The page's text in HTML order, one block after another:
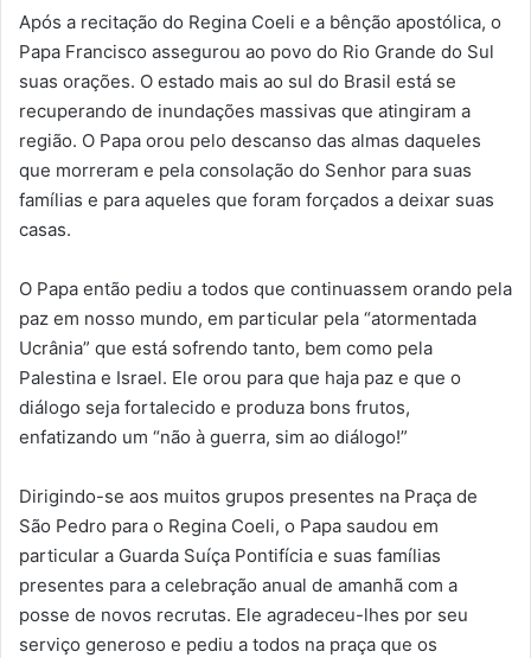
Após a recitação do Regina Coeli e a bênção apostólica, o
Papa Francisco assegurou ao povo do Rio Grande do Sul
suas orações. O estado mais ao sul do Brasil está se
recuperando de inundações massivas que atingiram a
região. O Papa orou pelo descanso das almas daqueles
que morreram e pela consolação do Senhor para suas
famílias e para aqueles que foram forçados a deixar suas
casas.
O Papa então pediu a todos que continuassem orando pela
paz em nosso mundo, em particular pela “atormentada
Ucrânia” que está sofrendo tanto, bem como pela
Palestina e Israel. Ele orou para que haja paz e que o
diálogo seja fortalecido e produza bons frutos,
enfatizando um “não à guerra, sim ao diálogo!”
Dirigindo-se aos muitos grupos presentes na Praça de
São Pedro para o Regina Coeli, o Papa saudou em
particular a Guarda Suíça Pontifícia e suas famílias
presentes para a celebração anual de amanhã com a
posse de novos recrutas. Ele agradeceu-lhes por seu
serviço generoso e pediu a todos na praça que os